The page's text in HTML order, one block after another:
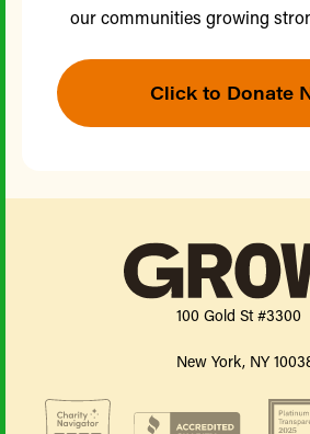
our communities growing
Click to Donate
100 Gold St #3300
New York, NY